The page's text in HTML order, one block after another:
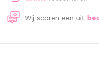
Wij scoren een uit